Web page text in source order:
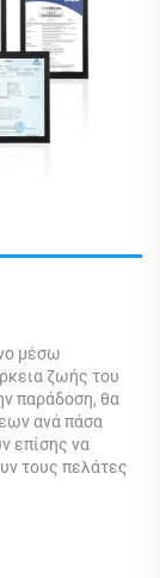
μέσω
ζωής του
παράδοση, θα
ανά πάσα
επίσης να
τους πελάτες